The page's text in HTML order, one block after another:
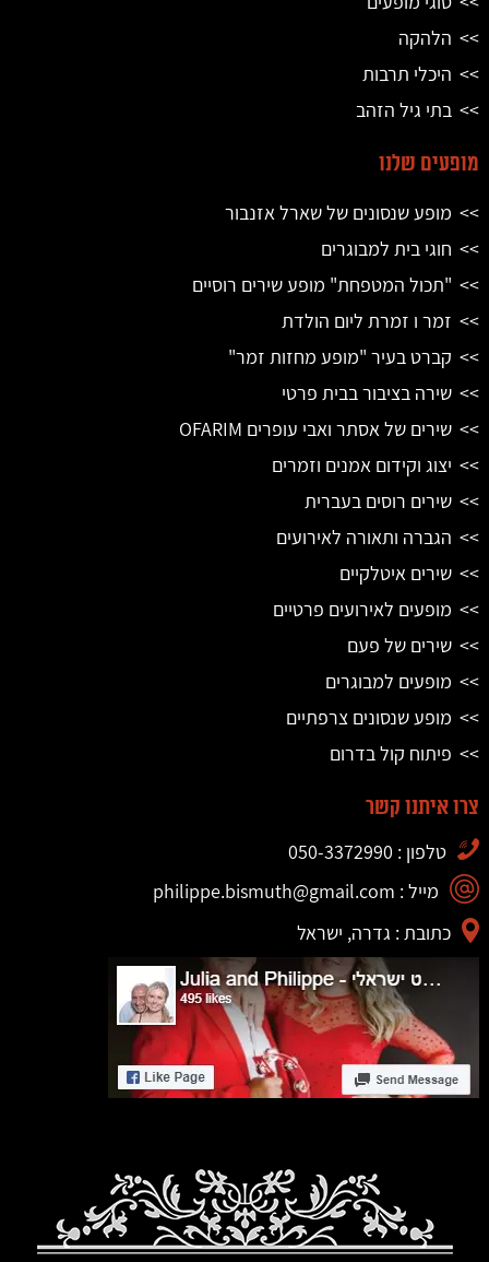
הלהקה
היכלי תרבות
בתי גיל הזהב
מופעים שלנו
מופע שנסונים של שארל אזנבור
חוגי בית למבוגרים
"תכול המטפחת" מופע שירים רוסיים
זמר ו זמרת ליום הולדת
קברט בעיר "מופע מחזות זמר"
שירה בציבור בבית פרטי
שירים של אסתר ואבי עופרים OFARIM
יצוג וקידום אמנים וזמרים
שירים רוסים בעברית
הגברה ותאורה לאירועים
שירים איטלקיים
מופעים לאירועים פרטיים
שירים של פעם
מופעים למבוגרים
מופע שנסונים צרפתיים
פיתוח קול בדרום
צרו איתנו קשר
טלפון : 050-3372990
מייל : philippe.bismuth@gmail.com
כתובת : גדרה, ישראל